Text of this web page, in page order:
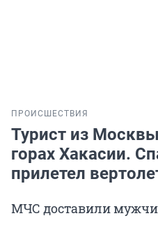
ПРОИСШЕСТВИЯ
Турист из
горах Хакасии.
прилетел
МЧС доставили